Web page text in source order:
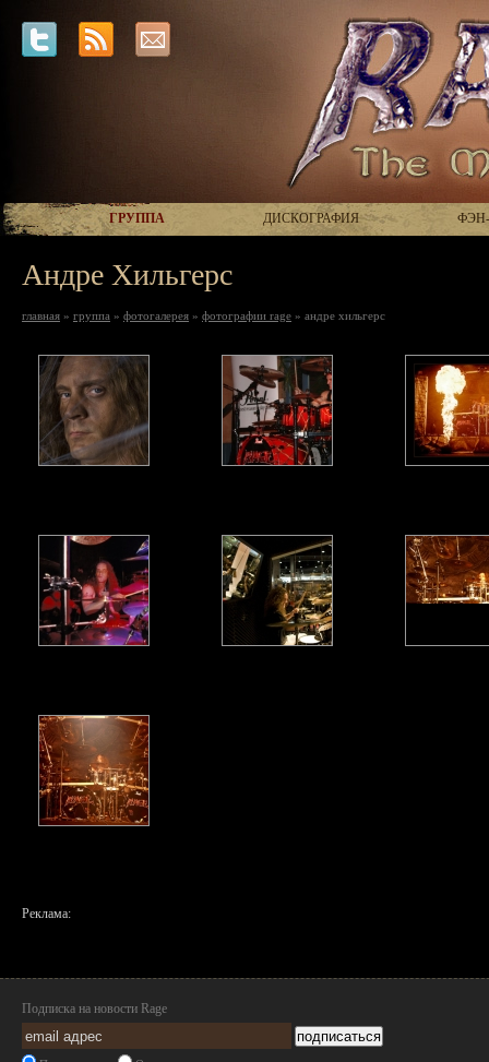
ГРУППА ДИСКОГРАФИЯ
Андре Хильгерс
главная » группа » фотогалерея » фотографии rage » андре хильгерс
Реклама:
Подписка на новости Rage